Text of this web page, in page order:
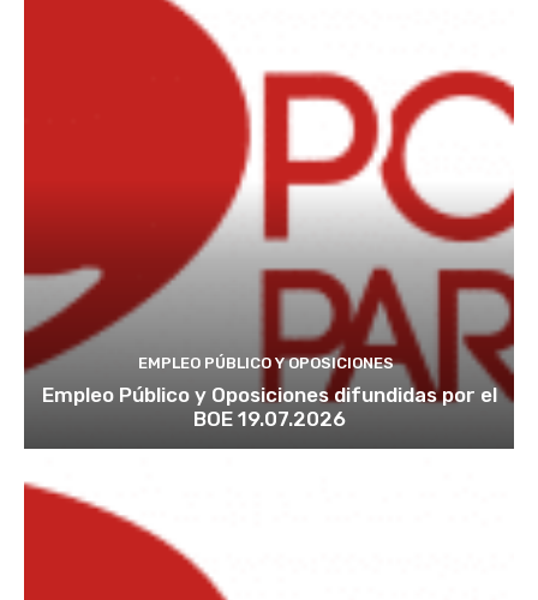
EMPLEO PÚBLICO Y OPOSICIONES
Empleo Público y Oposiciones difundidas por el
BOE 19.07.2026